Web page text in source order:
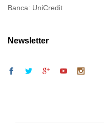
Banca: UniCredit
Newsletter